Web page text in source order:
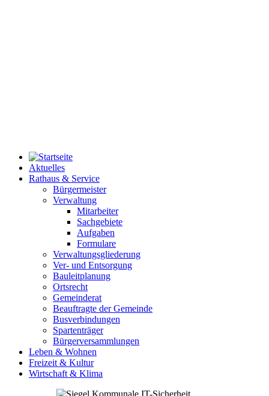
Aktuelles
Rathaus & Service
Bürgermeister
Verwaltung
Mitarbeiter
Sachgebiete
Aufgaben
Formulare
Verwaltungsgliederung
Ver- und Entsorgung
Bauleitplanung
Ortsrecht
Gemeinderat
Beauftragte der Gemeinde
Busverbindungen
Spartenträger
Bürgerversammlungen
Leben & Wohnen
Freizeit & Kultur
Wirtschaft & Klima